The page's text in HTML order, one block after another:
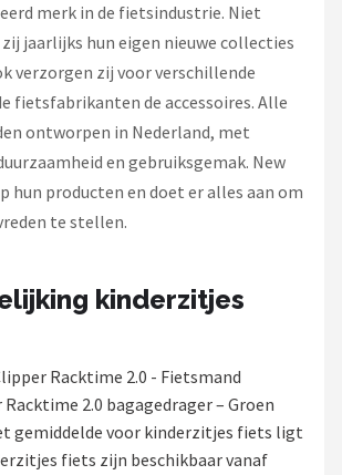
merk in de fietsindustrie. Niet
jaarlijks hun eigen nieuwe collecties
verzorgen zij voor verschillende
fietsfabrikanten de accessoires. Alle
ontworpen in Nederland, met
en gebruiksgemak. New
hun producten en doet er alles aan om
te stellen.
kinderzitjes
Racktime 2.0 - Fietsmand
2.0 bagagedrager – Groen
gemiddelde voor kinderzitjes fiets ligt
fiets zijn beschikbaar vanaf